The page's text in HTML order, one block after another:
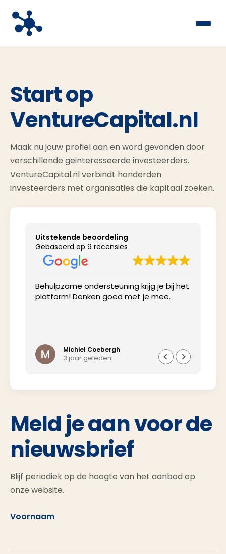
Start op
VentureCapital.nl
Maak nu jouw profiel aan en word gevonden door
verschillende geinteresseerde investeerders.
VentureCapital.nl verbindt honderden
investeerders met organisaties die kapitaal zoeken.
Uitstekende beoordeling
Gebaseerd op 9 recensies
Behulpzame ondersteuning krijg je bij het
platform! Denken goed met je mee.
Michiel Coebergh
3 jaar geleden
Meld je aan voor de
nieuwsbrief
Blijf periodiek op de hoogte van het aanbod op
onze website.
Voornaam